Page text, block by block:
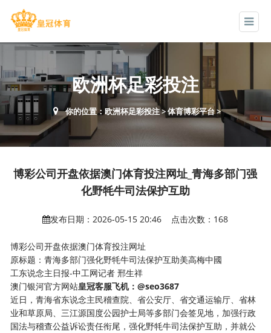
欧洲杯足彩投注
你的位置：欧洲杯足彩投注>体育博彩平台>
博彩公司开盘依据澳门体育投注网址_青海多部门强
化野牦牛司法保护互助
发布日期：2026-05-15 20:46 点击次数：168
博彩公司开盘依据澳门体育投注网址
原标题：青海多部门强化野牦牛司法保护互助美高梅中國
工东说念主日报-中工网记者 邢生祥
澳门银河官方网站皇冠客服飞机：@seo3687
近日，青海省东说念主民稽查院、省公安厅、省交通运输厅、省林
业和草原局、三江源国度公园护士局等多部门会签见地，加强行政
国法与稽查公益诉讼责任衔尾，强化野牦牛司法保护互助，并就公